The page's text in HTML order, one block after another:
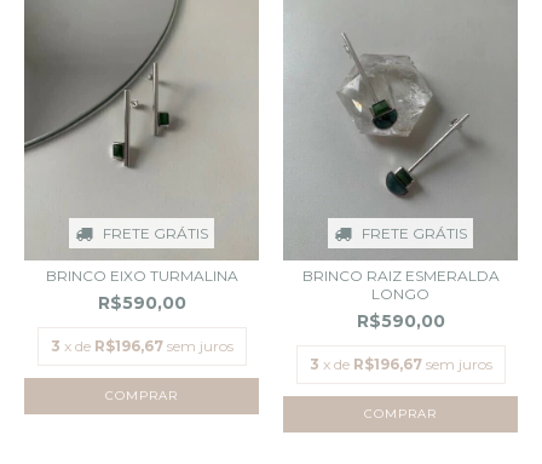
FRETE GRÁTIS
BRINCO EIXO TURMALINA
R$590,00
3 x de R$196,67 sem juros
FRETE GRÁTIS
BRINCO RAIZ ESMERALDA
LONGO
R$590,00
3 x de R$196,67 sem juros